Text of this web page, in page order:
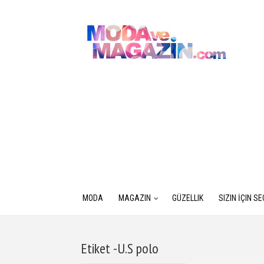
MODA MAGAZIN GÜZELLIK SIZIN İÇIN
Etiket -U.S polo